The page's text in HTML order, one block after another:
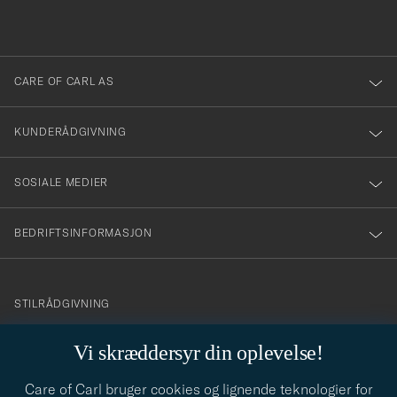
Vi skræddersyr din oplevelse!
Care of Carl bruger cookies og lignende teknologier for
dig
till
vårt
nyhetsbrev!
CARE OF CARL AS
KUNDERÅDGIVNING
SOSIALE MEDIER
BEDRIFTSINFORMASJON
info@careofcarl.no
STILRÅDGIVNING
STILRÅDGIVNING